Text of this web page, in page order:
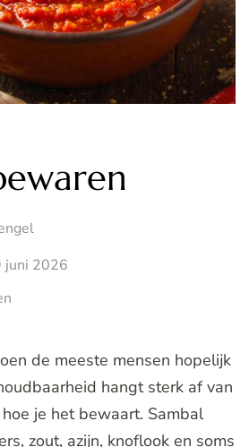
juni 2026
de meeste mensen hopelijk
hangt sterk af van
je het bewaart. Sambal
zout, azijn, knoflook en soms